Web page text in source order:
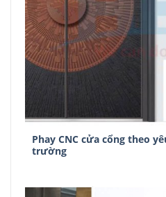
Phay CNC cửa cổng theo
trường